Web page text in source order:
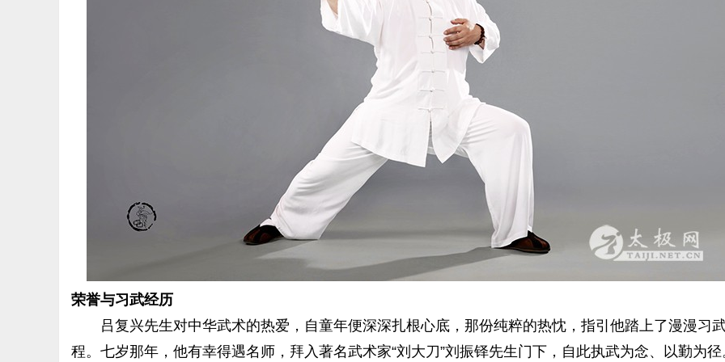
荣誉与习武经历
吕复兴先生对中华武术的热爱，自童年便深深扎根心底，那份纯粹的热忱，指引他踏上了漫漫习
程。七岁那年，他有幸得遇名师，拜入著名武术家“刘大刀”刘振铎先生门下，自此执武为念、以勤为径